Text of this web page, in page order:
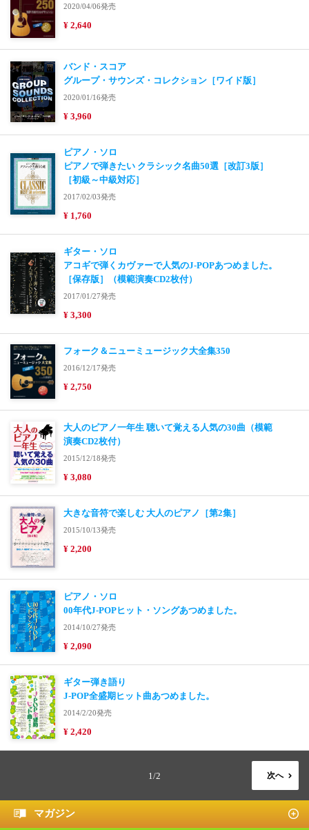
2020/04/06発売
¥ 2,640
バンド・スコア
グループ・サウンズ・コレクション［ワイド版］
2020/01/16発売
¥ 3,960
ピアノ・ソロ
ピアノで弾きたい クラシック名曲50選［改訂3版］
［初級～中級対応］
2017/02/03発売
¥ 1,760
ギター・ソロ
アコギで弾くカヴァーで人気のJ-POPあつめました。
［保存版］（模範演奏CD2枚付）
2017/01/27発売
¥ 3,300
フォーク＆ニューミュージック大全集350
2016/12/17発売
¥ 2,750
大人のピアノ一年生 聴いて覚える人気の30曲（模範
演奏CD2枚付）
2015/12/18発売
¥ 3,080
大きな音符で楽しむ 大人のピアノ［第2集］
2015/10/13発売
¥ 2,200
ピアノ・ソロ
00年代J-POPヒット・ソングあつめました。
2014/10/27発売
¥ 2,090
ギター弾き語り
J-POP全盛期ヒット曲あつめました。
2014/2/20発売
¥ 2,420
1/2 次へ
マガジン